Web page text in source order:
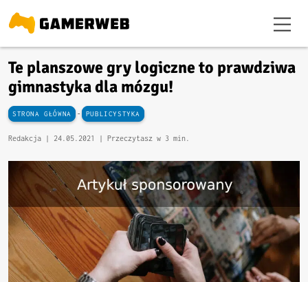
Te planszowe gry logiczne to prawdziwa
gimnastyka dla mózgu!
STRONA GŁÓWNA - PUBLICYSTYKA
Redakcja | 24.05.2021 | Przeczytasz w 3 min.